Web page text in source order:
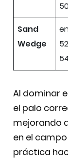
Sand
Wedge
Al dominar
el palo
mejorando
en el
práctica